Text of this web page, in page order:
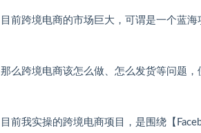
目前跨境电商的市场巨大，可谓是一个蓝海
那么跨境电商该怎么做、怎么发货等问题，
目前我实操的跨境电商项目，是围绕【